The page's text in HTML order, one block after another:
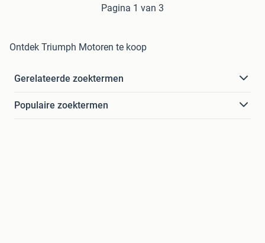
Pagina 1 van 3
Ontdek Triumph Motoren te koop
Gerelateerde zoektermen
Populaire zoektermen